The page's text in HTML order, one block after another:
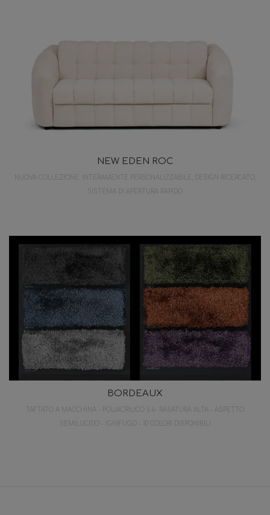
NEW EDEN ROC
NUOVA COLLEZIONE: INTERAMENTE PERSONALIZZABILE, DESIGN RICERCATO,
SISTEMA DI APERTURA RAPIDO
BORDEAUX
TAFTATO A MACCHINA - POLIACRILICO 6.6- RASATURA ALTA - ASPETTO
SEMILUCIDO - IGNIFUGO - 10 COLORI DISPONIBILI